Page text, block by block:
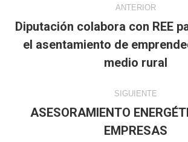
entre
publicaciones
ANTERIOR
Publicación
anterior:
Diputación colabora con REE
el asentamiento de
medio rural
SIGUIENTE
siguiente:
ASESORAMIENTO
EMPRESAS